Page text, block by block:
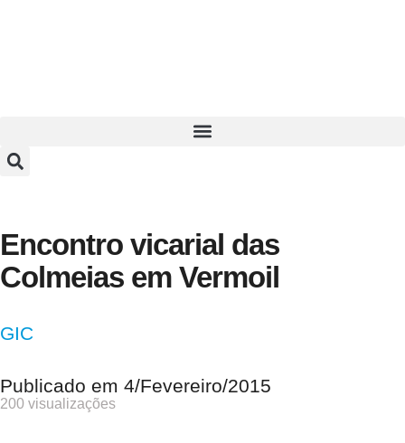
Encontro vicarial das
Colmeias em Vermoil
GIC
Publicado em 4/Fevereiro/2015
200 visualizações